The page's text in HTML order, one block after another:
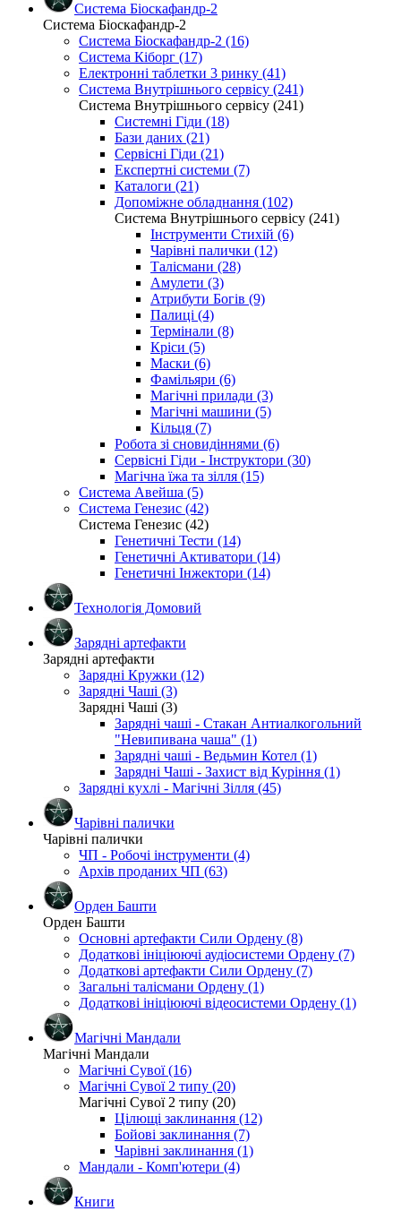
Система Біоскафандр-2
Система Біоскафандр-2
Система Біоскафандр-2 (16)
Система Кіборг (17)
Електронні таблетки 3 ринку (41)
Система Внутрішнього сервісу (241)
Система Внутрішнього сервісу (241)
Системні Гіди (18)
Бази даних (21)
Сервісні Гіди (21)
Експертні системи (7)
Каталоги (21)
Допоміжне обладнання (102)
Система Внутрішнього сервісу (241)
Інструменти Стихій (6)
Чарівні палички (12)
Талісмани (28)
Амулети (3)
Атрибути Богів (9)
Палиці (4)
Термінали (8)
Кріси (5)
Маски (6)
Фамільяри (6)
Магічні прилади (3)
Магічні машини (5)
Кільця (7)
Робота зі сновидіннями (6)
Сервісні Гіди - Інструктори (30)
Магічна їжа та зілля (15)
Система Авейша (5)
Система Генезис (42)
Система Генезис (42)
Генетичні Тести (14)
Генетичні Активатори (14)
Генетичні Інжектори (14)
Технологія Домовий
Зарядні артефакти
Зарядні артефакти
Зарядні Кружки (12)
Зарядні Чаші (3)
Зарядні Чаші (3)
Зарядні чаші - Стакан Антиалкогольний
"Невипивана чаша" (1)
Зарядні чаші - Ведьмин Котел (1)
Зарядні Чаші - Захист від Куріння (1)
Зарядні кухлі - Магічні Зілля (45)
Чарівні палички
Чарівні палички
ЧП - Робочі інструменти (4)
Архів проданих ЧП (63)
Орден Башти
Орден Башти
Основні артефакти Сили Ордену (8)
Додаткові ініціюючі аудіосистеми Ордену (7)
Додаткові артефакти Сили Ордену (7)
Загальні талісмани Ордену (1)
Додаткові ініціюючі відеосистеми Ордену (1)
Магічні Мандали
Магічні Мандали
Магічні Сувої (16)
Магічні Сувої 2 типу (20)
Магічні Сувої 2 типу (20)
Цілющі заклинання (12)
Бойові заклинання (7)
Чарівні заклинання (1)
Мандали - Комп'ютери (4)
Книги